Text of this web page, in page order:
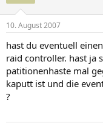
10. August 2007
hast du eventuell
raid controller. hast ja
patitionenhaste mal
kaputt ist und die
?